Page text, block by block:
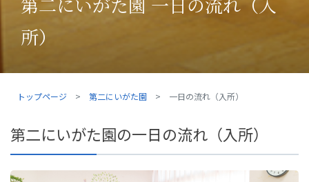
所）
トップページ 第二にいがた園 一日の流れ（入所）
第二にいがた園の一日の流れ（入所）